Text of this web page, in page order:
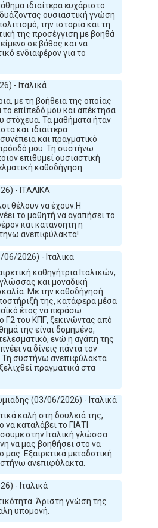
ιδιαίτερα ευχάριστο
ουσιαστική γνώση
την ιστορία και τη
της προσέγγιση με βοηθά
σε βάθος και να
ενδιαφέρον για το
- Ιταλικά
με τη βοήθεια της οποίας
επίπεδό μου και απέκτησα
στόχευα. Τα μαθήματα ήταν
και ιδιαίτερα
και πραγματικό
μου. Τη συστήνω
επιθυμεί ουσιαστική
καθοδήγηση.
- ΙΤΑΛΙΚΑ
θέλουν να έχουν.Η
το μαθητή να αγαπήσει το
και κατανοητη η
ανεπιφύλακτα!
2026) - Ιταλικά
καθηγήτρια Ιταλικών,
και μοναδική
Με την καθοδήγησή
της, κατάφερα μέσα
έτος να περάσω
Γ2 του ΚΠΓ, ξεκινώντας από
της είναι δομημένο,
ενώ η αγάπη της
να δίνεις πάντα τον
συστήνω ανεπιφύλακτα
πραγματικά στα
(03/06/2026) - Ιταλικά
καλή στη δουλειά της,
καταλάβει το ΓΙΑΤΙ
στην Ιταλική γλώσσα
να μας βοηθήσει στο να
μας. Εξαιρετικά μεταδοτική
ανεπιφύλακτα.
- Ιταλικά
.Άριστη γνώση της
υπομονή.